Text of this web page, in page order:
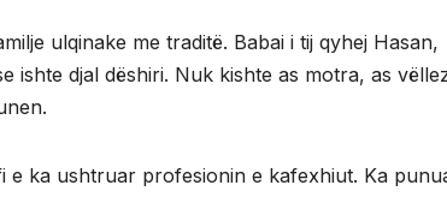
ulqinake me traditë. Babai i tij qyhej Hasan,
ishte djal dëshiri. Nuk kishte as motra, as
e ka ushtruar profesionin e kafexhiut. Ka